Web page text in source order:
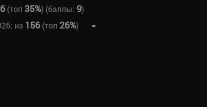
(топ 35%) (баллы: 9)
из 156(топ 26%)
=